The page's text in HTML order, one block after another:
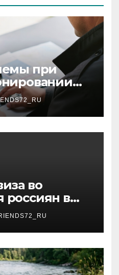
при
во
в
от 3 дней